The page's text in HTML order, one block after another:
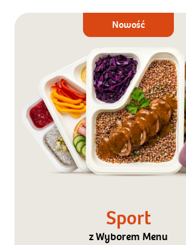
Dieta
Nowość
Sport
z Wyborem Menu